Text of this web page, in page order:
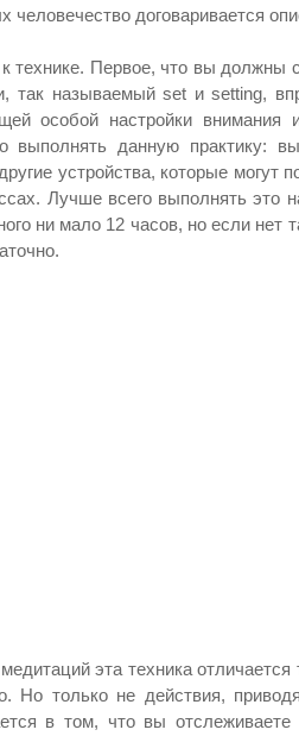
человечество договаривается
технике. Первое, что вы должны
так называемый set и setting,
особой настройки
выполнять данную практику:
устройства, которые могут
Лучше всего выполнять это
ни мало 12 часов, но если нет
эта техника
Но только не действия,
в том, что вы